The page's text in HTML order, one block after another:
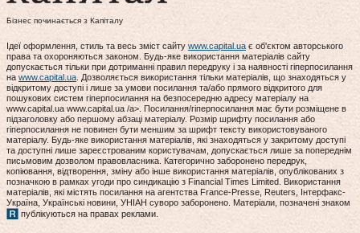
Бізнес починається з Капіталу
Ідеї оформлення, стиль та весь зміст сайту www.capital.ua є об'єктом авторського
права та охороняються законом. Будь-яке використання матеріалів сайту
допускається тільки при дотриманні правил передруку і за наявності гіперпосилання
на www.capital.ua. Дозволяється використання тільки матеріалів, що знаходяться у
відкритому доступі і лише за умови посилання та/або прямого відкритого для
пошукових систем гіперпосилання на безпосередню адресу матеріалу на
www.capital.ua www.capital.ua /a>. Посилання/гіперпосилання має бути розміщене в
підзаголовку або першому абзаці матеріалу. Розмір шрифту посилання або
гіперпосилання не повинен бути меншим за шрифт тексту використовуваного
матеріалу. Будь-яке використання матеріалів, які знаходяться у закритому доступі
та доступні лише зареєстрованим користувачам, допускається лише за попереднім
письмовим дозволом правовласника. Категорично заборонено передрук,
копіювання, відтворення, зміну або інше використання матеріалів, опублікованих з
позначкою в рамках угоди про синдикацію з Financial Times Limited. Використання
матеріалів, які містять посилання на агентства France-Presse, Reuters, Інтерфакс-
Україна, Українські новини, УНІАН суворо заборонено. Матеріали, позначені знаком
публікуються на правах реклами.